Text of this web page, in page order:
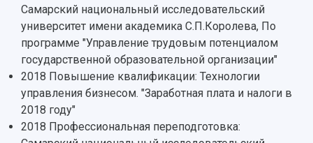
Структура университета
Институты и факультеты
Кафедры
Научные подразделения
Отделы и службы
Общественные организации
Институт искусственного интеллекта
Инжиниринговый центр
Просветительский проект "Одержимы
Стипендии
Тестирование иностранных граждан на
знание русского языка, истории России и
основ законодательства РФ
Платные образовательные услуги
Скидки на обучение
Структурная схема управления научно-
исследовательской деятельностью
Материальная база
Подразделения научного обслуживания
Организационные документы
Результаты научно-исследовательской
деятельности
Самарский национальный исследовательский
университет имени академика С.П.Королева, По
программе "Управление трудовым потенциалом
государственной образовательной организации"
2018 Повышение квалификации: Технологии
управления бизнесом. "Заработная плата и налоги в
2018 году"
2018 Профессиональная переподготовка: